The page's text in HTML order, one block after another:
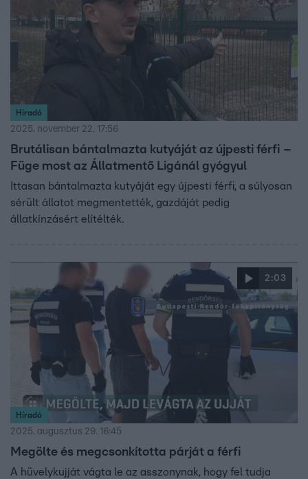
Híradó
2025. november 22. 17:56
Brutálisan bántalmazta kutyáját az újpesti férfi –
Füge most az Állatmentő Ligánál gyógyul
Ittasan bántalmazta kutyáját egy újpesti férfi, a súlyosan
sérült állatot megmentették, gazdáját pedig
állatkínzásért elítélték.
2:03
Híradó
2025. augusztus 29. 16:45
Megölte és megcsonkította párját a férfi
A hüvelykujját vágta le az asszonynak, hogy fel tudja